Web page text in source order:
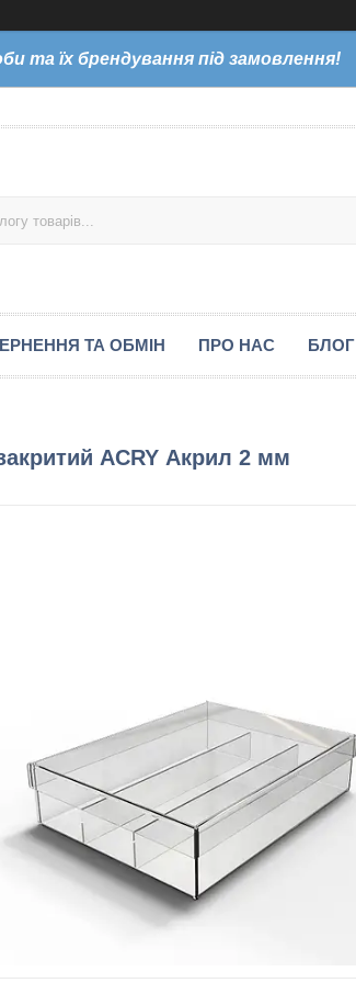
та їх брендування під замовлення!
ТА ОБМІН ПРО НАС БЛОГ
ACRY Акрил 2 мм